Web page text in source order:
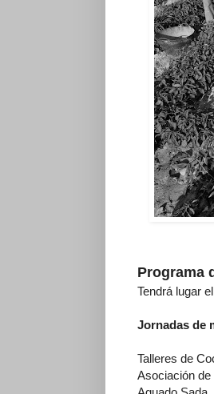
Programa
Tendrá lugar
Jornadas de
Talleres de
Asociación de